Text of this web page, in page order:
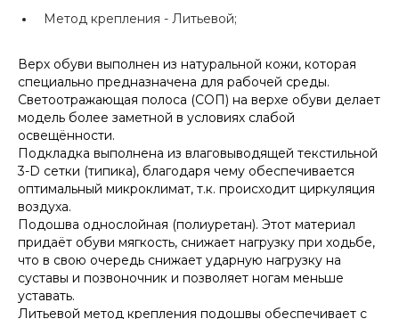
Метод крепления - Литьевой;
Верх обуви выполнен из натуральной кожи, которая
специально предназначена для рабочей среды.
Светоотражающая полоса (СОП) на верхе обуви делает
модель более заметной в условиях слабой
освещённости.
Подкладка выполнена из влаговыводящей текстильной
3-D сетки (типика), благодаря чему обеспечивается
оптимальный микроклимат, т.к. происходит циркуляция
воздуха.
Подошва однослойная (полиуретан). Этот материал
придаёт обуви мягкость, снижает нагрузку при ходьбе,
что в свою очередь снижает ударную нагрузку на
суставы и позвоночник и позволяет ногам меньше
уставать.
Литьевой метод крепления подошвы обеспечивает с